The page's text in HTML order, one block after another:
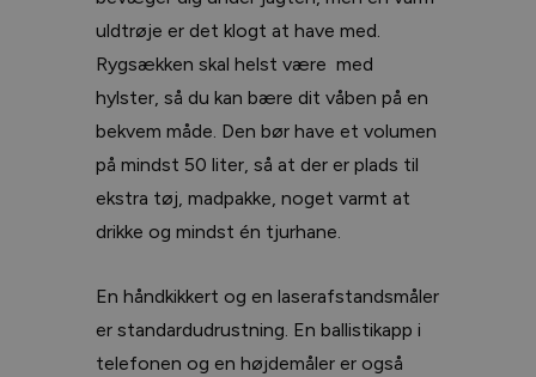
uldtrøje er det klogt at have med.
Rygsækken skal helst være med
hylster, så du kan bære dit våben på en
bekvem måde. Den bør have et volumen
på mindst 50 liter, så at der er plads til
ekstra tøj, madpakke, noget varmt at
drikke og mindst én tjurhane.
En håndkikkert og en laserafstandsmåler
er standardudrustning. En ballistikapp i
telefonen og en højdemåler er også